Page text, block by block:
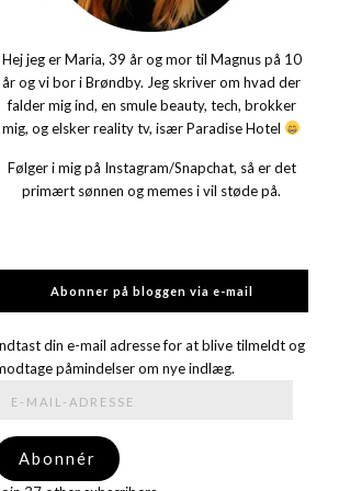
Hej jeg er Maria, 39 år og mor til Magnus på 10
år og vi bor i Brøndby. Jeg skriver om hvad der
falder mig ind, en smule beauty, tech, brokker
mig, og elsker reality tv, især Paradise Hotel
Følger i mig på Instagram/Snapchat, så er det
primært sønnen og memes i vil støde på.
Abonner på bloggen via e-mail
din e-mail adresse for at blive tilmeldt og
påmindelser om nye indlæg.
Abonnér